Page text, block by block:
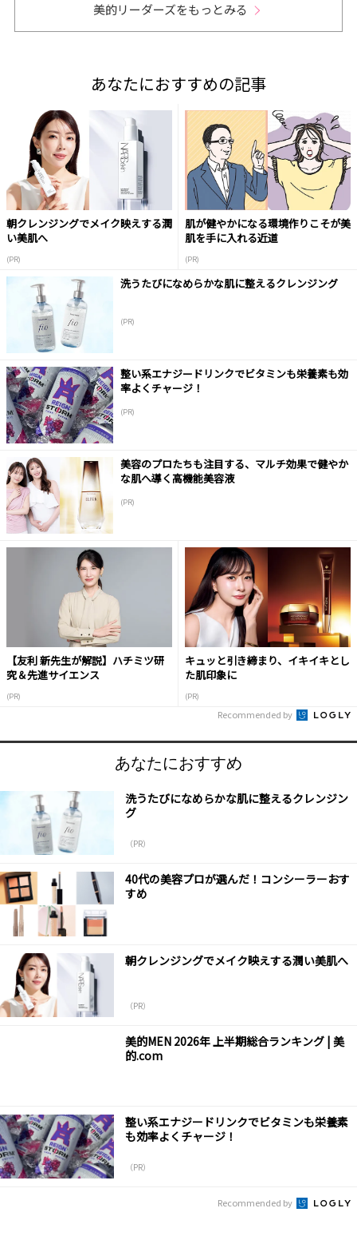
美的リーダーズをもっとみる
あなたにおすすめの記事
朝クレンジングでメイク映えする潤
い美肌へ
(PR)
肌が健やかになる環境作りこそが美
肌を手に入れる近道
(PR)
洗うたびになめらかな肌に整えるクレンジング
(PR)
整い系エナジードリンクでビタミンも栄養素も効
率よくチャージ！
(PR)
美容のプロたちも注目する、マルチ効果で健やか
な肌へ導く高機能美容液
(PR)
【友利 新先生が解説】ハチミツ研
究＆先進サイエンス
(PR)
キュッと引き締まり、イキイキとし
た肌印象に
(PR)
Recommended by
あなたにおすすめ
洗うたびになめらかな肌に整えるクレンジン
グ
（PR）
40代の美容プロが選んだ！コンシーラーおす
すめ
朝クレンジングでメイク映えする潤い美肌へ
（PR）
美的MEN 2026年 上半期総合ランキング | 美
的.com
整い系エナジードリンクでビタミンも栄養素
も効率よくチャージ！
（PR）
Recommended by